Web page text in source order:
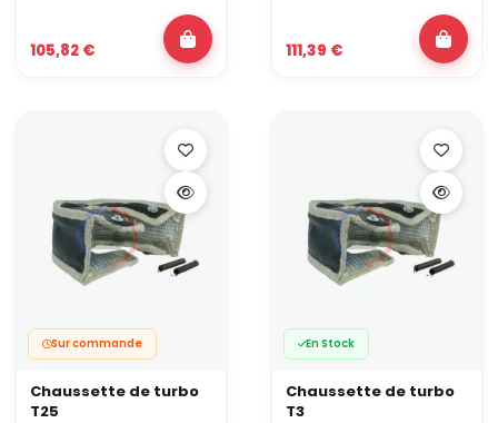
105,82 € 111,39 €
Sur commande
Chaussette de turbo
T25
En Stock
Chaussette de turbo
T3